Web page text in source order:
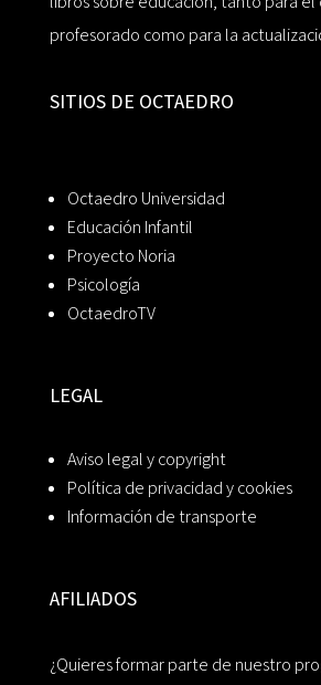
profesorado como para la
SITIOS DE OCTAEDRO
Octaedro Universidad
Educación Infantil
Proyecto Noria
Psicología
OctaedroTV
LEGAL
Aviso legal y copyright
Política de privacidad y cookies
Información de transporte
AFILIADOS
¿Quieres formar parte de nuestro